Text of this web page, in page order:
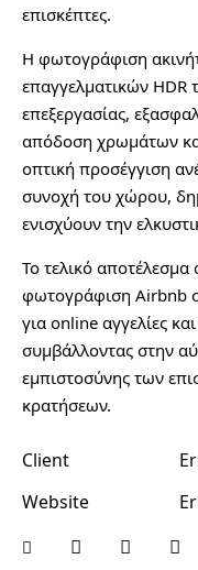
επισκέπτες.
Η φωτογράφιση
επαγγελματικών HDR
επεξεργασίας,
απόδοση χρωμάτων
οπτική προσέγγιση
συνοχή του χώρου,
ενισχύουν την
Το τελικό αποτέλεσμα
φωτογράφιση Airbnb
για online αγγελίες
συμβάλλοντας στην
εμπιστοσύνης των
κρατήσεων.
Client
Website